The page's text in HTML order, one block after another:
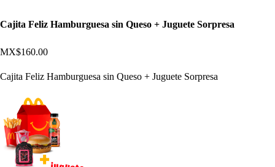
Cajita Feliz Hamburguesa sin Queso + Juguete Sorpresa
MX$160.00
Cajita Feliz Hamburguesa sin Queso + Juguete Sorpresa